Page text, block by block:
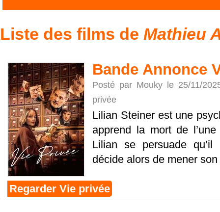
Liste des films de Mathieu
Bande Annonce
Posté par Mouky le 25/11/
privée
Lilian Steiner est une
apprend la mort de
Lilian se persuade qu’il
décide alors de mener
Regarder Vie privée